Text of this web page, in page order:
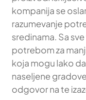
kompanija se
razumevanje
sredinama. Sa
potrebom za
koja mogu lako
naseljene
odgovor na te